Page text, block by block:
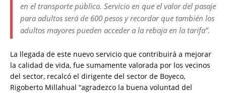
en el transporte público. Servicio en que el valor del pasaje
para adultos será de 600 pesos y recordar que también los
adultos mayores pueden acceder a la rebaja en la tarifa”.
La llegada de este nuevo servicio que contribuirá a mejorar
la calidad de vida, fue sumamente valorada por los vecinos
del sector, recalcó el dirigente del sector de Boyeco,
Rigoberto Millahual “agradezco la buena voluntad del